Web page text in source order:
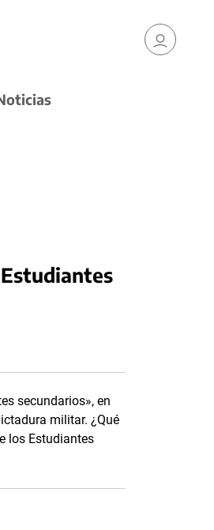
secundarios», en
militar. ¿Qué
los Estudiantes